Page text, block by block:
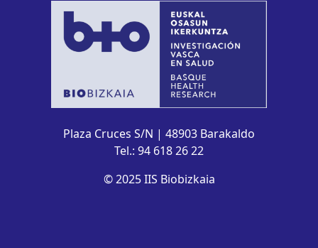
Plaza Cruces S/N | 48903 Barakaldo
Tel.: 94 618 26 22
© 2025 IIS Biobizkaia